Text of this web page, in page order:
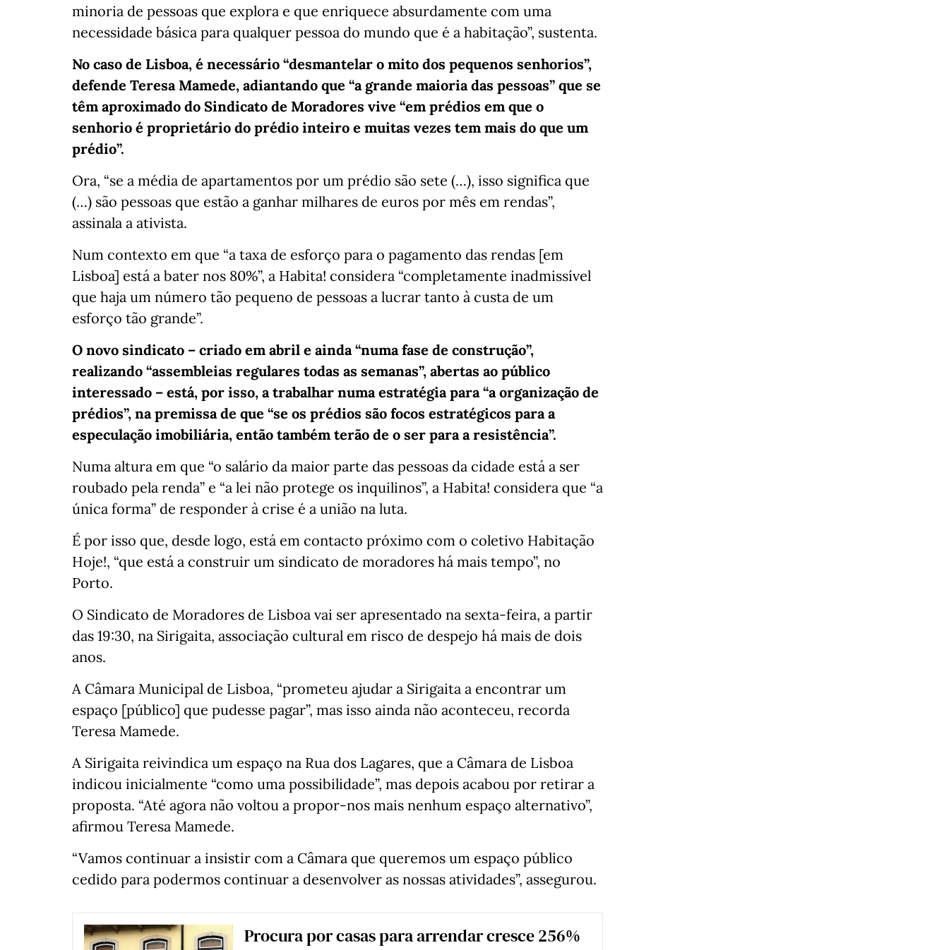
minoria de pessoas que explora e que enriquece absurdamente com uma
necessidade básica para qualquer pessoa do mundo que é a habitação”, sustenta.
No caso de Lisboa, é necessário “desmantelar o mito dos pequenos senhorios”,
defende Teresa Mamede, adiantando que “a grande maioria das pessoas” que se
têm aproximado do Sindicato de Moradores vive “em prédios em que o
senhorio é proprietário do prédio inteiro e muitas vezes tem mais do que um
prédio”.
Ora, “se a média de apartamentos por um prédio são sete (…), isso significa que
(…) são pessoas que estão a ganhar milhares de euros por mês em rendas”,
assinala a ativista.
Num contexto em que “a taxa de esforço para o pagamento das rendas [em
Lisboa] está a bater nos 80%”, a Habita! considera “completamente inadmissível
que haja um número tão pequeno de pessoas a lucrar tanto à custa de um
esforço tão grande”.
O novo sindicato – criado em abril e ainda “numa fase de construção”,
realizando “assembleias regulares todas as semanas”, abertas ao público
interessado – está, por isso, a trabalhar numa estratégia para “a organização de
prédios”, na premissa de que “se os prédios são focos estratégicos para a
especulação imobiliária, então também terão de o ser para a resistência”.
Numa altura em que “o salário da maior parte das pessoas da cidade está a ser
roubado pela renda” e “a lei não protege os inquilinos”, a Habita! considera que “a
única forma” de responder à crise é a união na luta.
É por isso que, desde logo, está em contacto próximo com o coletivo Habitação
Hoje!, “que está a construir um sindicato de moradores há mais tempo”, no
Porto.
O Sindicato de Moradores de Lisboa vai ser apresentado na sexta-feira, a partir
das 19:30, na Sirigaita, associação cultural em risco de despejo há mais de dois
anos.
A Câmara Municipal de Lisboa, “prometeu ajudar a Sirigaita a encontrar um
espaço [público] que pudesse pagar”, mas isso ainda não aconteceu, recorda
Teresa Mamede.
A Sirigaita reivindica um espaço na Rua dos Lagares, que a Câmara de Lisboa
indicou inicialmente “como uma possibilidade”, mas depois acabou por retirar a
proposta. “Até agora não voltou a propor-nos mais nenhum espaço alternativo”,
afirmou Teresa Mamede.
“Vamos continuar a insistir com a Câmara que queremos um espaço público
cedido para podermos continuar a desenvolver as nossas atividades”, assegurou.
Procura por casas para arrendar cresce 256%